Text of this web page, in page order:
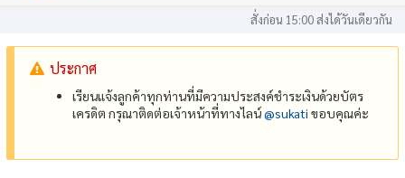
สั่งก่อน 15:00 ส่งได้วันเดียวกัน
ประกาศ
เรียนแจ้งลูกค้าทุกท่านที่มีความประสงค์ชำระเงินด้วยบัตร
เครดิต กรุณาติดต่อเจ้าหน้าที่ทางไลน์@‌sukati ขอบคุณค่ะ